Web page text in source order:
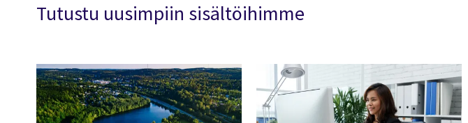
Tutustu uusimpiin sisältöihimme